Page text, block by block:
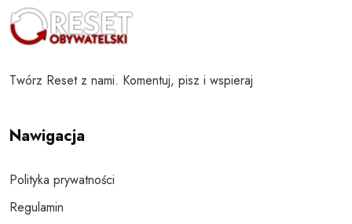
Twórz Reset z nami. Komentuj, pisz i wspieraj
Nawigacja
Polityka prywatności
Regulamin